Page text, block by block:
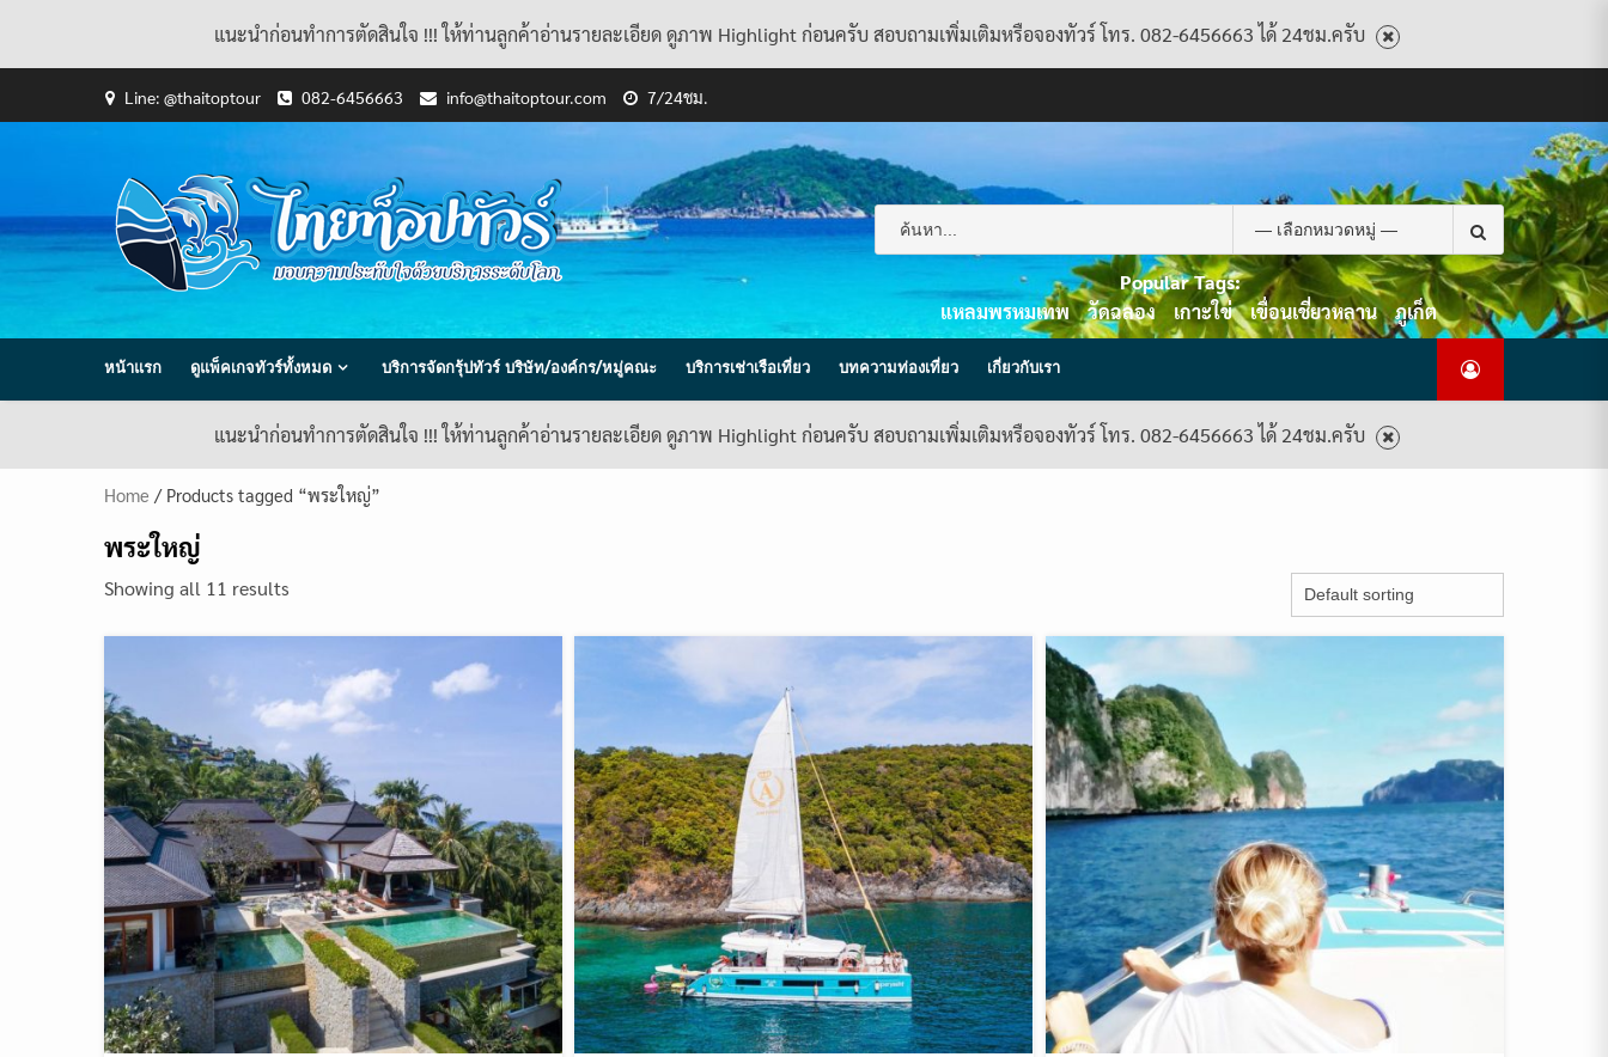
แนะนำก่อนทำการตัดสินใจ !!! ให้ท่านลูกค้าอ่านรายละเอียด ดูภาพ Highlight ก่อนครับ สอบถามเพิ่มเติมหรือจองทัวร์ โทร. 082-6456663 ได้ 24ชม.ครับ
Line: @thaitoptour 082-6456663 info@thaitoptour.com 7/24ชม.
CONDITIONS
ทั้งหมด
ไทย
ท็อป
ทัวร์
ทั้งหมด
Search
for:
Popular Tags:
แหลมพรหมเทพ
วัดฉลอง เกาะใข่ เขื่อนเชี่ยวหลาน ภูเก็ต
หน้าแรก ดูแพ็คเกจทัวร์ทั้งหมด บริการจัดกรุ้ปทัวร์ บริษัท/องค์กร/หมู่คณะ บริการเช่าเรือเที่ยว บทความท่องเที่ยว เกี่ยวกับเรา
แนะนำก่อนทำการตัดสินใจ !!! ให้ท่านลูกค้าอ่านรายละเอียด ดูภาพ Highlight ก่อนครับ สอบถามเพิ่มเติมหรือจองทัวร์ โทร. 082-6456663 ได้ 24ชม.ครับ
Home / Products tagged “พระใหญ่”
พระใหญ่
Showing all 11 results